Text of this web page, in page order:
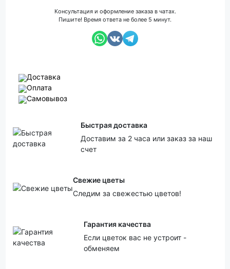
Консультация и оформление заказа в чатах.
Пишите! Время ответа не более 5 минут.
Доставка
Оплата
Самовывоз
Быстрая доставка
Доставим за 2 часа или заказ за наш
счет
Свежие цветы
Следим за свежестью цветов!
Гарантия качества
Если цветок вас не устроит -
обменяем